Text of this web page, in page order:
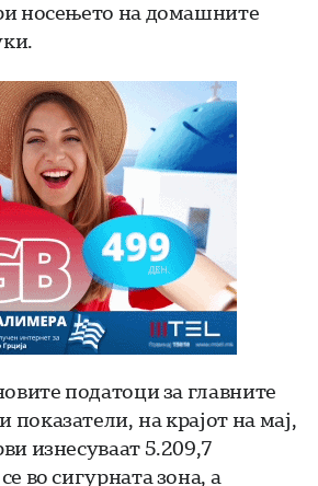
носењето на домашните
податоци за главните
на крајот на мај,
изнесуваат 5.209,7
во сигурната зона, а